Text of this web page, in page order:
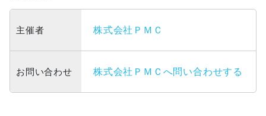
主催者 株式会社ＰＭＣ
お問い合わせ 株式会社ＰＭＣへ問い合わせする